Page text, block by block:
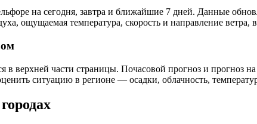
на сегодня, завтра и ближайшие 7 дней. Данные
ощущаемая температура, скорость и направление
в верхней части страницы. Почасовой прогноз и прогноз
ситуацию в регионе — осадки, облачность,